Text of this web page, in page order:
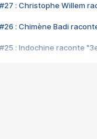
#27 : Christophe Willem
#26 : Chimène Badi
#25 : Indochine raconte